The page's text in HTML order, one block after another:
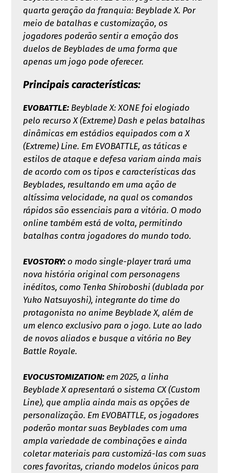
quarta geração da franquia: Beyblade X. Por
meio de batalhas e customização, os
jogadores poderão sentir a emoção dos
duelos de Beyblades de uma forma que
apenas um jogo pode oferecer.
Principais características:
EVOBATTLE: Beyblade X: XONE foi elogiado
pelo recurso X (Extreme) Dash e pelas batalhas
dinâmicas em estádios equipados com a X
(Extreme) Line. Em EVOBATTLE, as táticas e
estilos de ataque e defesa variam ainda mais
de acordo com os tipos e características das
Beyblades, resultando em uma ação de
altíssima velocidade, na qual os comandos
rápidos são essenciais para a vitória. O modo
online também está de volta, permitindo
batalhas contra jogadores do mundo todo.
EVOSTORY:o modo single-player trará uma
nova história original com personagens
inéditos, como Tenka Shiroboshi (dublada por
Yuko Natsuyoshi), integrante do time do
protagonista no anime Beyblade X, além de
um elenco exclusivo para o jogo. Lute ao lado
de novos aliados e busque a vitória no Bey
Battle Royale.
EVOCUSTOMIZATION:em 2025, a linha
Beyblade X apresentará o sistema CX (Custom
Line), que amplia ainda mais as opções de
personalização. Em EVOBATTLE, os jogadores
poderão montar suas Beyblades com uma
ampla variedade de combinações e ainda
coletar materiais para customizá-las com suas
cores favoritas, criando modelos únicos para